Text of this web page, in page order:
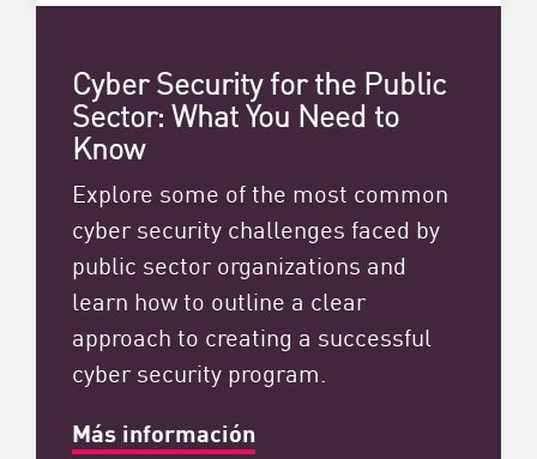
Cyber Security for the Public
Sector: What You Need to
Know
Explore some of the most common
cyber security challenges faced by
public sector organizations and
learn how to outline a clear
approach to creating a successful
cyber security program.
Más información